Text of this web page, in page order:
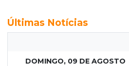
Últimas Notícias
DOMINGO, 09 DE AGOSTO